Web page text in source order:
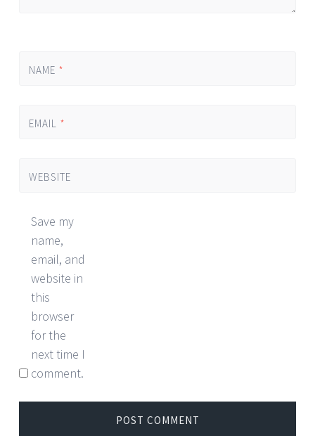
NAME *
EMAIL *
WEBSITE
Save my
name,
email, and
website in
this
browser
for the
next time I
comment.